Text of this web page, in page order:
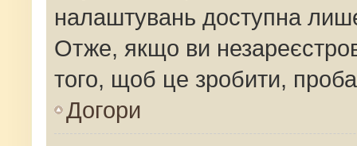
налаштувань доступна
Отже, якщо ви
того, щоб це зробити,
Догори